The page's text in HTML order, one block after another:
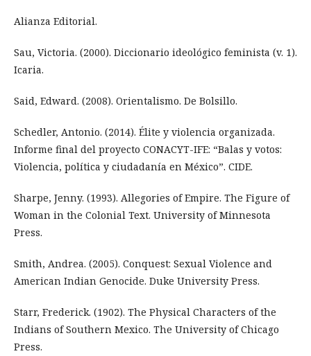
Alianza Editorial.
Sau, Victoria. (2000). Diccionario ideológico feminista (v. 1).
Icaria.
Said, Edward. (2008). Orientalismo. De Bolsillo.
Schedler, Antonio. (2014). Élite y violencia organizada.
Informe final del proyecto CONACYT-IFE: “Balas y votos:
Violencia, política y ciudadanía en México”. CIDE.
Sharpe, Jenny. (1993). Allegories of Empire. The Figure of
Woman in the Colonial Text. University of Minnesota
Press.
Smith, Andrea. (2005). Conquest: Sexual Violence and
American Indian Genocide. Duke University Press.
Starr, Frederick. (1902). The Physical Characters of the
Indians of Southern Mexico. The University of Chicago
Press.